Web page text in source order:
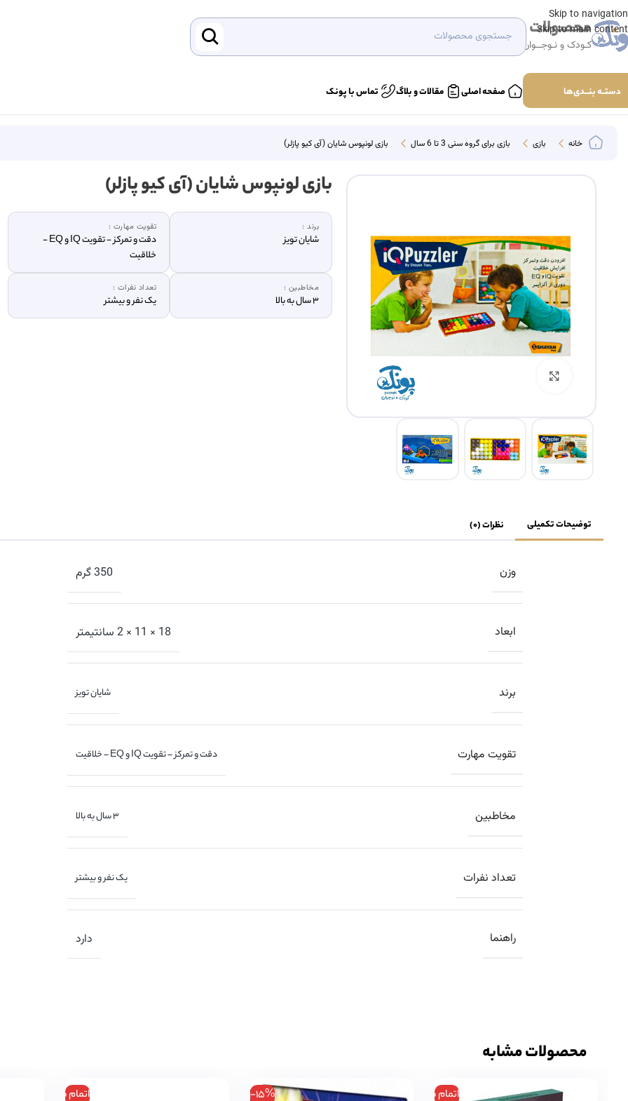
Skip to navigation
Skip to main content
محصولات
کـودک و نـوجــوان
دستــه بنـــدی‌ها صفحه اصلی مقالات و بلاگ تماس با پونک
خانه بازی بازی برای گروه سنی 3 تا 6 سال بازی لونپوس شایان (آی کیو پازلر)
بازی لونپوس شایان (آی کیو پازلر)
برند :
شایان تویز
تقویت مهارت :
دقت و تمرکز - تقویت IQ و EQ -
خلاقیت
مخاطبین :
3 سال به بالا
تعداد نفرات :
یک نفر و بیشتر
توضیحات تکمیلی نظرات (0)
وزن 350 گرم
ابعاد 18 × 11 × 2 سانتیمتر
برند شایان تویز
تقویت مهارت دقت و تمرکز – تقویت IQ و EQ – خلاقیت
مخاطبین 3 سال به بالا
تعداد نفرات یک نفر و بیشتر
راهنما دارد
محصولات مشابه
اتمام موجودی -15% اتمام موجودی